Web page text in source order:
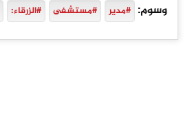
وسوم: #مدير #مستشفى #الزرقاء: